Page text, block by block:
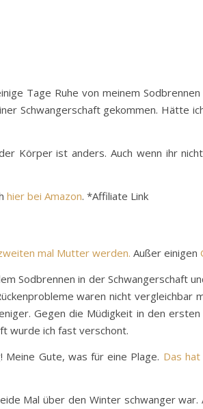
Tage Ruhe von meinem
Schwangerschaft gekommen. Hätte
Körper ist anders. Auch wenn ihr
hier bei Amazon. *Affiliate Link
mal Mutter werden. Außer einigen
Sodbrennen in der Schwangerschaft
waren nicht vergleichbar
Gegen die Müdigkeit in den
wurde ich fast verschont.
Meine Gute, was für eine Plage. Das
Mal über den Winter schwanger